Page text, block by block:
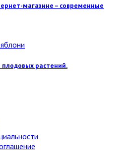
магазине – современные
растений.